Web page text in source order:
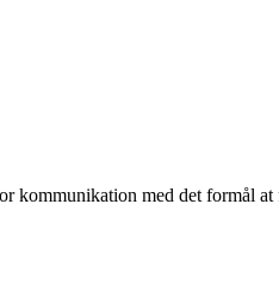
kommunikation med det formål